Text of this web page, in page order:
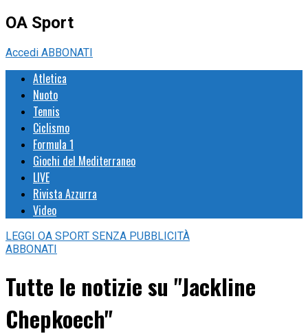
OA Sport
Accedi ABBONATI
Atletica
Nuoto
Tennis
Ciclismo
Formula 1
Giochi del Mediterraneo
LIVE
Rivista Azzurra
Video
LEGGI OA SPORT SENZA PUBBLICITÀ
ABBONATI
Tutte le notizie su "Jackline
Chepkoech"